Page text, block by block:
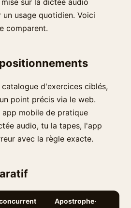
sur la dictée audio
usage quotidien. Voici
comparent.
d'exercices ciblés,
point précis via le web.
app mobile de pratique
audio, tu la tapes, l'app
avec la règle exacte.
Apostrophe·